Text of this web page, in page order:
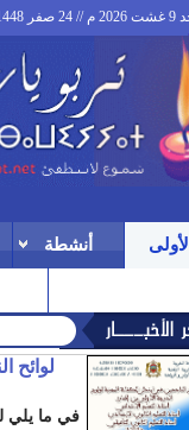
الأولى أنشطة
لوائح
في ما يلي